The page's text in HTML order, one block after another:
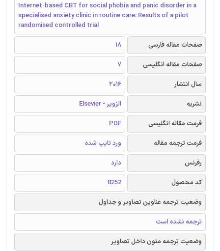
Internet-based CBT for social phobia and panic disorder in a
specialised anxiety clinic in routine care: Results of a pilot
randomised controlled trial
صفحات مقاله فارسی
18
صفحات مقاله انگلیسی
7
سال انتشار
2016
نشریه
الزویر - Elsevier
فرمت مقاله انگلیسی
PDF
فرمت ترجمه مقاله
ورد تایپ شده
رفرنس
دارد
کد محصول
8252
وضعیت ترجمه عناوین تصاویر و جداول
ترجمه نشده است
وضعیت ترجمه متون داخل تصاویر